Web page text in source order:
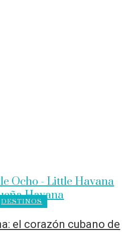
DESTINOS
el corazón cubano de